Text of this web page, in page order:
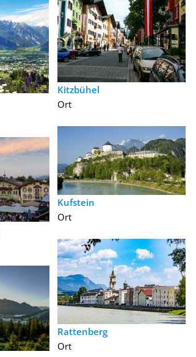
Kitzbühel
Ort
Kufstein
Ort
Rattenberg
Ort